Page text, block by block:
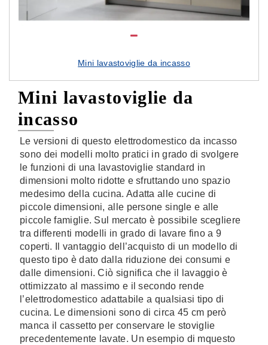
Mini lavastoviglie da incasso
Mini lavastoviglie da
incasso
Le versioni di questo elettrodomestico da incasso
sono dei modelli molto pratici in grado di svolgere
le funzioni di una lavastoviglie standard in
dimensioni molto ridotte e sfruttando uno spazio
medesimo della cucina. Adatta alle cucine di
piccole dimensioni, alle persone single e alle
piccole famiglie. Sul mercato è possibile scegliere
tra differenti modelli in grado di lavare fino a 9
coperti. Il vantaggio dell’acquisto di un modello di
questo tipo è dato dalla riduzione dei consumi e
dalle dimensioni. Ciò significa che il lavaggio è
ottimizzato al massimo e il secondo rende
l’elettrodomestico adattabile a qualsiasi tipo di
cucina. Le dimensioni sono di circa 45 cm però
manca il cassetto per conservare le stoviglie
precedentemente lavate. Un esempio di mquesto